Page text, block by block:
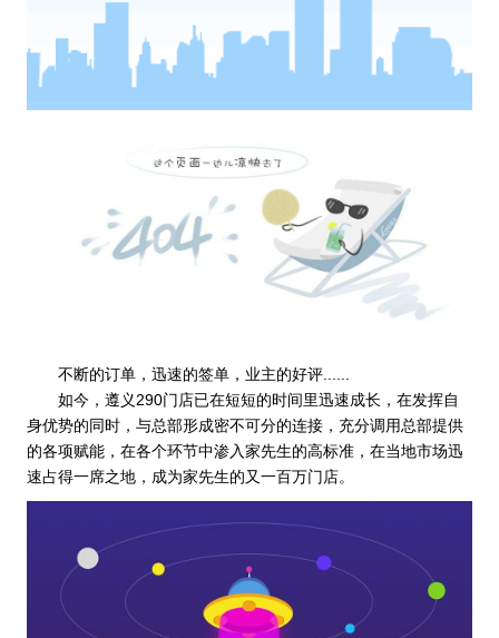
不断的订单，迅速的签单，业主的好评......
如今，遵义290门店已在短短的时间里迅速成长，在发挥自
身优势的同时，与总部形成密不可分的连接，充分调用总部提供
的各项赋能，在各个环节中渗入家先生的高标准，在当地市场迅
速占得一席之地，成为家先生的又一百万门店。